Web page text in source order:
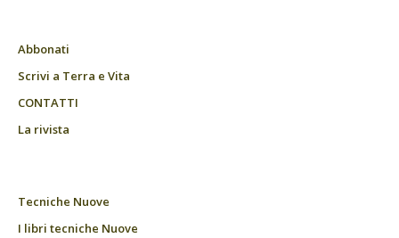
Abbonati
Scrivi a Terra e Vita
CONTATTI
La rivista
Tecniche Nuove
I libri tecniche Nuove